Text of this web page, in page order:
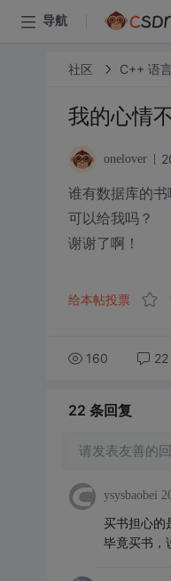
导航
社区 C++ 语
我的心情
onelover
谁有数据库的书
可以给我吗？
谢谢了啊！
给本帖投票
160 22
22 条回复
请发表友善的
ysysbaobei
买书担心的
毕竟买书，